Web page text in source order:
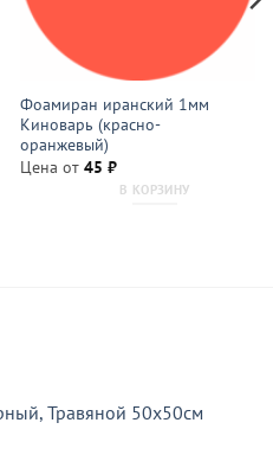
Фоамиран иранский 1мм
Киноварь (красно-
оранжевый)
Цена от 45 ₽
В КОРЗИНУ
Травяной 50x50см